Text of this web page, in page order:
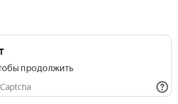
продолжить